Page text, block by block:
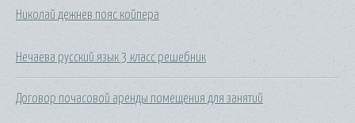
Николай дежнев пояс койпера
Нечаева русский язык 3 класс решебник
Договор почасовой аренды помещения для занятий